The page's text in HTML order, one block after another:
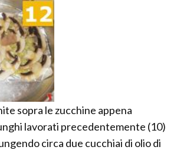
sopra le zucchine appena
lavorati precedentemente (10)
circa due cucchiai di olio di